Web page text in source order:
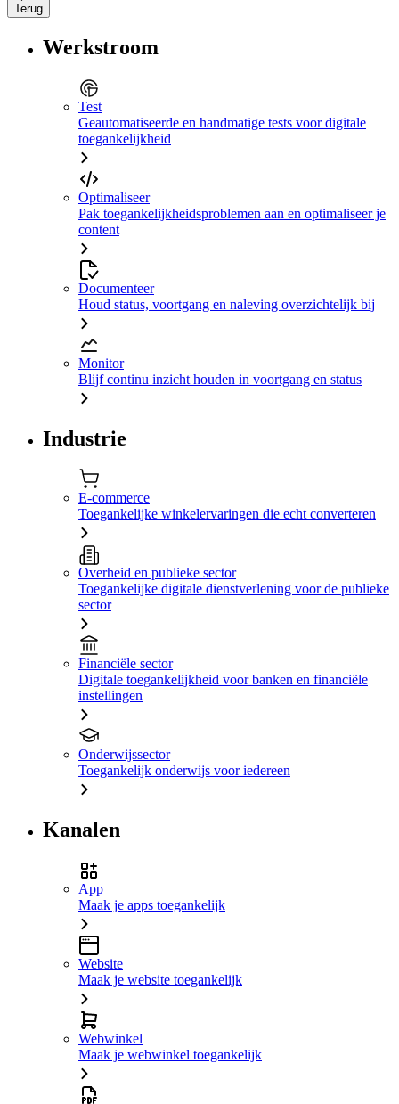
Terug
Werkstroom
Test
Geautomatiseerde en handmatige tests voor digitale
toegankelijkheid
Optimaliseer
Pak toegankelijkheidsproblemen aan en optimaliseer je
content
Documenteer
Houd status, voortgang en naleving overzichtelijk bij
Monitor
Blijf continu inzicht houden in voortgang en status
Industrie
E-commerce
Toegankelijke winkelervaringen die echt converteren
Overheid en publieke sector
Toegankelijke digitale dienstverlening voor de publieke
sector
Financiële sector
Digitale toegankelijkheid voor banken en financiële
instellingen
Onderwijssector
Toegankelijk onderwijs voor iedereen
Kanalen
App
Maak je apps toegankelijk
Website
Maak je website toegankelijk
Webwinkel
Maak je webwinkel toegankelijk